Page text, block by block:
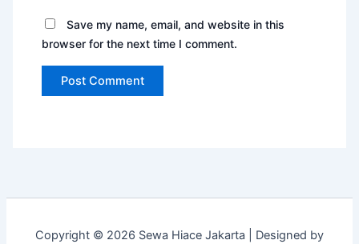
Save my name, email, and website in this
browser for the next time I comment.
Copyright © 2026 Sewa Hiace Jakarta | Designed by